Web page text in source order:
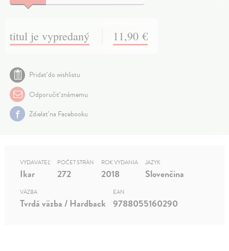
titul je vypredaný 11,90 €
Pridať do wishlistu
Odporučiť známemu
Zdielať na Facebooku
VYDAVATEĽ
Ikar
POČET STRÁN
272
ROK VYDANIA
2018
JAZYK
Slovenčina
VÄZBA
Tvrdá väzba / Hardback
EAN
9788055160290